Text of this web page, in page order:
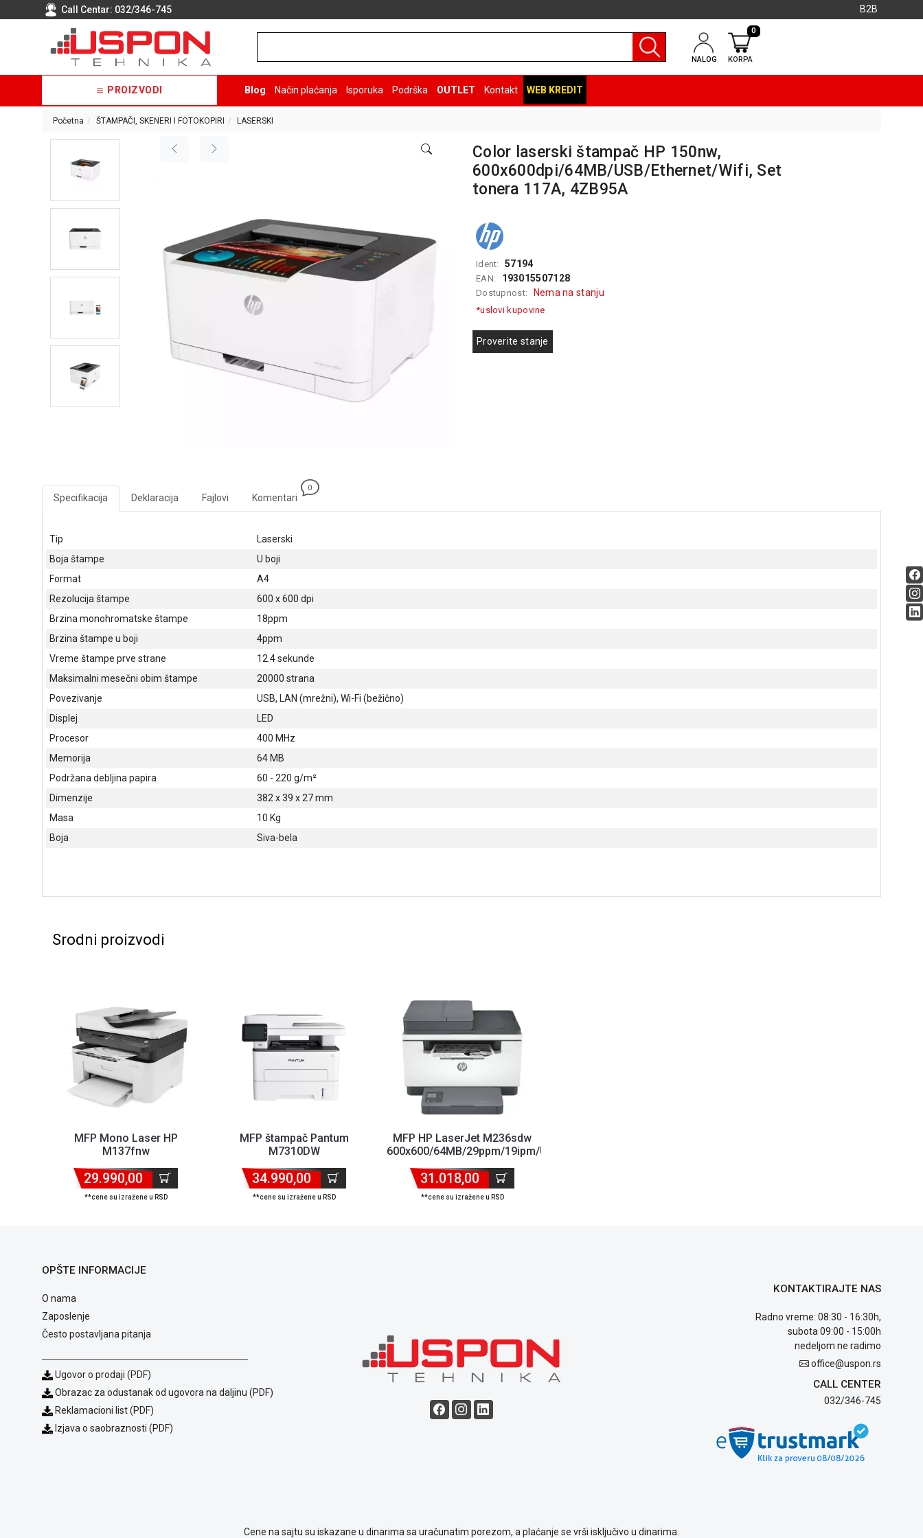
Call Centar: 032/346-745 B2B
NALOG KORPA
0
PROIZVODI Blog Način plaćanja Isporuka Podrška OUTLET Kontakt WEB KREDIT
Početna ŠTAMPAČI, SKENERI I FOTOKOPIRI LASERSKI
Color laserski štampač HP 150nw,
600x600dpi/64MB/USB/Ethernet/Wifi, Set
tonera 117A, 4ZB95A
Ident: 57194
EAN: 193015507128
Dostupnost: Nema na stanju
*uslovi kupovine
Proverite stanje
Specifikacija Deklaracija Fajlovi Komentari
0
Tip
Laserski
Boja štampe
U boji
Format
A4
Rezolucija štampe
600 x 600 dpi
Brzina monohromatske štampe
18ppm
Brzina štampe u boji
4ppm
Vreme štampe prve strane
12.4 sekunde
Maksimalni mesečni obim štampe
20000 strana
Povezivanje
USB, LAN (mrežni), Wi-Fi (bežično)
Displej
LED
Procesor
400 MHz
Memorija
64 MB
Podržana debljina papira
60 - 220 g/m²
Dimenzije
382 x 39 x 27 mm
Masa
10 Kg
Boja
Siva-bela
Srodni proizvodi
MFP Mono Laser HP
M137fnw
Ton...
29.990,00
**cene su izražene u RSD
MFP štampač Pantum
M7310DW
34.990,00
**cene su izražene u RSD
MFP HP LaserJet M236sdw
600x600/64MB/29ppm/19ipm/USB/LAN/WiFi/Duple...
31.018,00
**cene su izražene u RSD
OPŠTE INFORMACIJE
O nama
Zaposlenje
Često postavljana pitanja
Ugovor o prodaji (PDF)
Obrazac za odustanak od ugovora na daljinu (PDF)
Reklamacioni list (PDF)
Izjava o saobraznosti (PDF)
KONTAKTIRAJTE NAS
Radno vreme: 08:30 - 16:30h,
subota 09:00 - 15:00h
nedeljom ne radimo
office@uspon.rs
CALL CENTER
032/346-745
Cene na sajtu su iskazane u dinarima sa uračunatim porezom, a plaćanje se vrši isključivo u dinarima.